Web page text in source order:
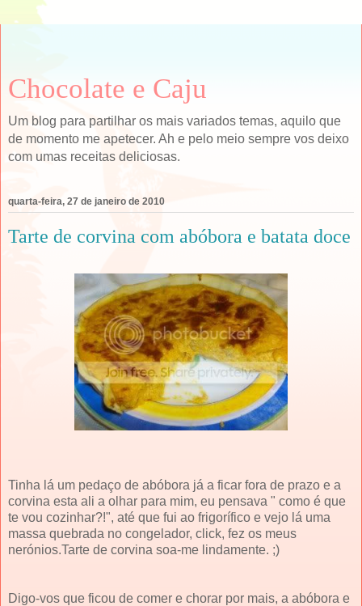
Chocolate e Caju
Um blog para partilhar os mais variados temas, aquilo que
de momento me apetecer. Ah e pelo meio sempre vos deixo
com umas receitas deliciosas.
quarta-feira, 27 de janeiro de 2010
Tarte de corvina com abóbora e batata doce
Tinha lá um pedaço de abóbora já a ficar fora de prazo e a
corvina esta ali a olhar para mim, eu pensava " como é que
te vou cozinhar?!", até que fui ao frigorífico e vejo lá uma
massa quebrada no congelador, click, fez os meus
nerónios.Tarte de corvina soa-me lindamente. ;)
Digo-vos que ficou de comer e chorar por mais, a abóbora e